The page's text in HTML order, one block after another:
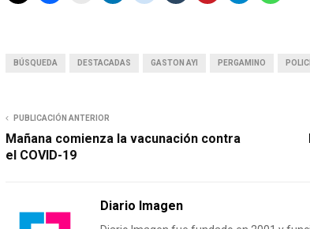
BÚSQUEDA DESTACADAS GASTON AYI PERGAMINO
PUBLICACIÓN ANTERIOR
Mañana comienza la vacunación contra
el COVID-19
Diario Imagen